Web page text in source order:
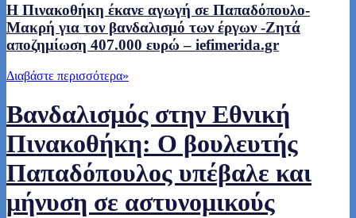
Η Πινακοθήκη έκανε αγωγή σε Παπαδόπουλο-
Μακρή για τον βανδαλισμό των έργων -Ζητά
αποζημίωση 407.000 ευρώ – iefimerida.gr
Διαβάστε περισσότερα»
Βανδαλισμός στην Εθνική
Πινακοθήκη: Ο βουλευτής
Παπαδόπουλος υπέβαλε και
μήνυση σε αστυνομικούς